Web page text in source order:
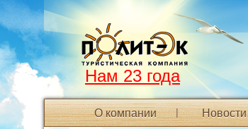
Нам 23 года
О компании Новости